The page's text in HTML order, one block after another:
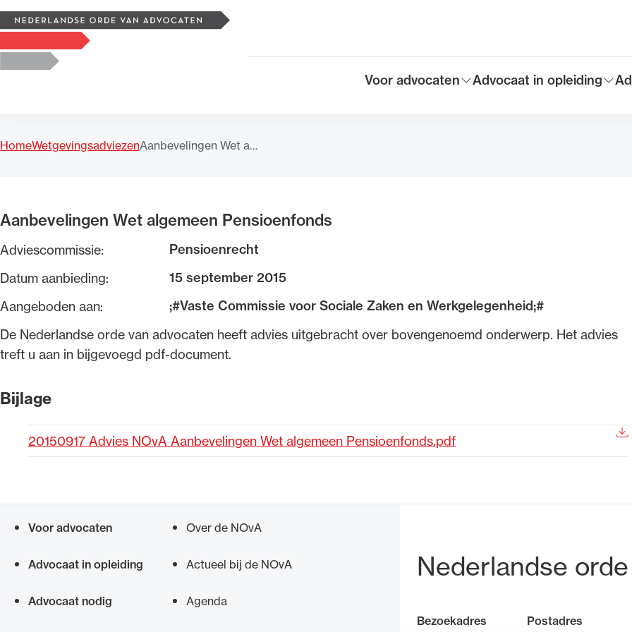
Logo, to the homepage
Toon submenu voor
Voor advocaten
Toon submenu voor
Advocaat in opleiding
HomeWetgevingsadviezenAanbevelingen Wet a…
Aanbevelingen Wet algemeen Pensioenfonds
Adviescommissie: Pensioenrecht
Datum aanbieding: 15 september 2015
Aangeboden aan: ;#Vaste Commissie voor Sociale Zaken en Werkgelegenheid;#
​De Nederlandse orde van advocaten heeft advies uitgebracht over bovengenoemd onderwerp. Het advies
treft u aan in bijgevoegd pdf-document.
Bijlage
20150917 Advies NOvA Aanbevelingen Wet algemeen Pensioenfonds.pdf
Voor advocaten
Advocaat in opleiding
Advocaat nodig
Over de NOvA
Actueel bij de NOvA
Agenda
Bezoek- en
Nederlandse
Bezoekadres
Postadres
Zoeken
Uitgelicht
Alle wet- en regelgeving voor de advocatuur. Van de
Advocatenwet tot de Verordening op de advocatuur
Ondersteuning voor